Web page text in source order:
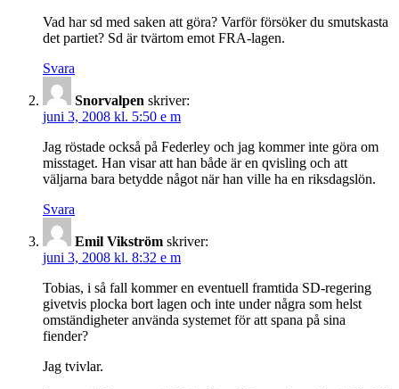
Vad har sd med saken att göra? Varför försöker du smutskasta
det partiet? Sd är tvärtom emot FRA-lagen.
Svara
Snorvalpen skriver:
juni 3, 2008 kl. 5:50 e m
Jag röstade också på Federley och jag kommer inte göra om
misstaget. Han visar att han både är en qvisling och att
väljarna bara betydde något när han ville ha en riksdagslön.
Svara
Emil Vikström skriver:
juni 3, 2008 kl. 8:32 e m
Tobias, i så fall kommer en eventuell framtida SD-regering
givetvis plocka bort lagen och inte under några som helst
omständigheter använda systemet för att spana på sina
fiender?
Jag tvivlar.